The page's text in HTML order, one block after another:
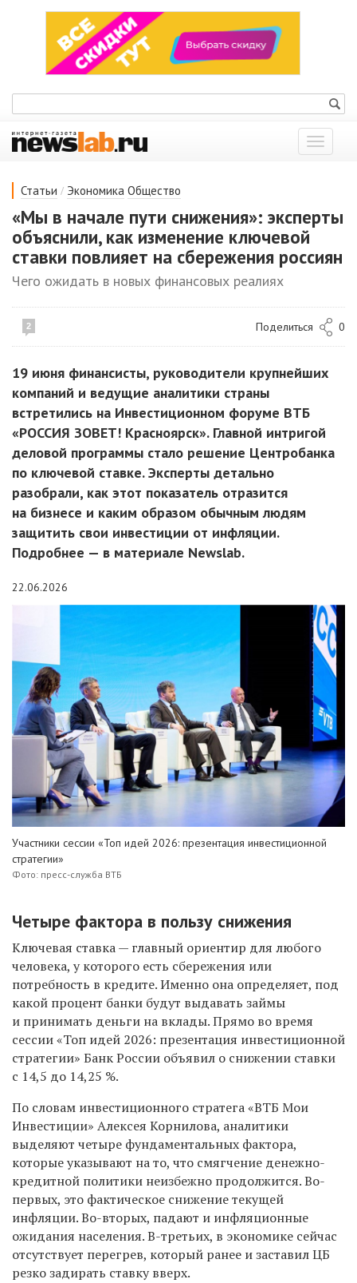
Показать
меню
Статьи / Экономика Общество
«Мы в начале пути снижения»: эксперты
объяснили, как изменение ключевой
ставки повлияет на сбережения россиян
Чего ожидать в новых финансовых реалиях
2 Поделиться 0
19 июня финансисты, руководители крупнейших
компаний и ведущие аналитики страны
встретились на Инвестиционном форуме ВТБ
«РОССИЯ ЗОВЕТ! Красноярск». Главной интригой
деловой программы стало решение Центробанка
по ключевой ставке. Эксперты детально
разобрали, как этот показатель отразится
на бизнесе и каким образом обычным людям
защитить свои инвестиции от инфляции.
Подробнее — в материале Newslab.
22.06.2026
Участники сессии «Топ идей 2026: презентация инвестиционной
стратегии»
Фото: пресс-служба ВТБ
Четыре фактора в пользу снижения
Ключевая ставка — главный ориентир для любого
человека, у которого есть сбережения или
потребность в кредите. Именно она определяет, под
какой процент банки будут выдавать займы
и принимать деньги на вклады. Прямо во время
сессии «Топ идей 2026: презентация инвестиционной
стратегии» Банк России объявил о снижении ставки
с 14,5 до 14,25 %.
По словам инвестиционного стратега «ВТБ Мои
Инвестиции» Алексея Корнилова, аналитики
выделяют четыре фундаментальных фактора,
которые указывают на то, что смягчение денежно-
кредитной политики неизбежно продолжится. Во-
первых, это фактическое снижение текущей
инфляции. Во-вторых, падают и инфляционные
ожидания населения. В-третьих, в экономике сейчас
отсутствует перегрев, который ранее и заставил ЦБ
резко задирать ставку вверх.